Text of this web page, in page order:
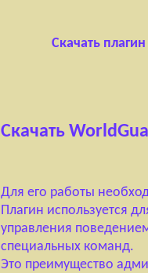
Скачать
Скачать
Для его работы
Плагин используется
управления
специальных команд.
Это преимущество